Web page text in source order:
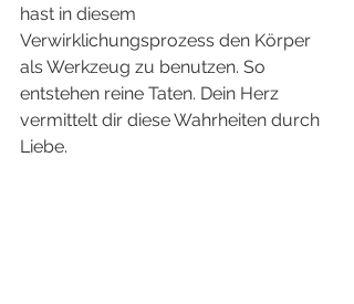
hast in diesem
Verwirklichungsprozess den Körper
als Werkzeug zu benutzen. So
entstehen reine Taten. Dein Herz
vermittelt dir diese Wahrheiten durch
Liebe.